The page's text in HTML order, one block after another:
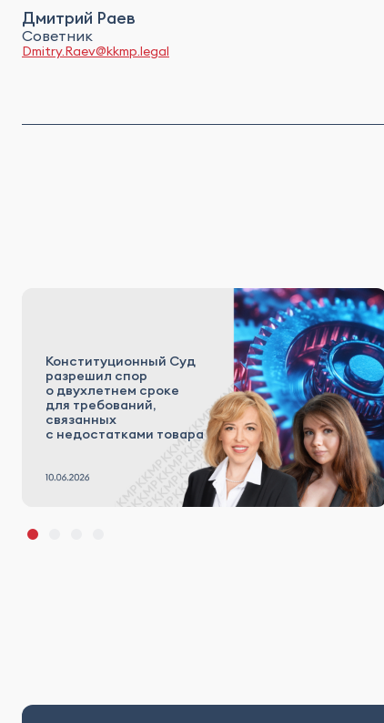
Дмитрий Раев
Советник
Dmitry.Raev@kkmp.legal
Конституционный Суд
разрешил спор
о двухлетнем сроке
для требований,
связанных
с недостатками товара